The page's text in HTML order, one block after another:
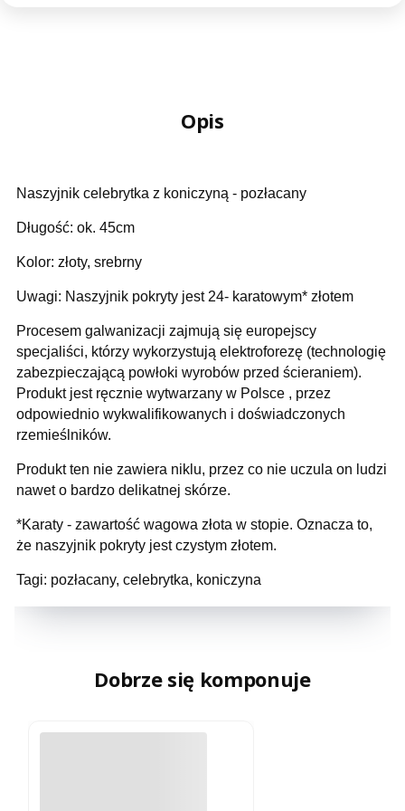
Opis
Naszyjnik celebrytka z koniczyną - pozłacany
Długość: ok. 45cm
Kolor: złoty, srebrny
Uwagi: Naszyjnik pokryty jest 24- karatowym* złotem
Procesem galwanizacji zajmują się europejscy
specjaliści, którzy wykorzystują elektroforezę (technologię
zabezpieczającą powłoki wyrobów przed ścieraniem).
Produkt jest ręcznie wytwarzany w Polsce , przez
odpowiednio wykwalifikowanych i doświadczonych
rzemieślników.
Produkt ten nie zawiera niklu, przez co nie uczula on ludzi
nawet o bardzo delikatnej skórze.
*Karaty - zawartość wagowa złota w stopie. Oznacza to,
że naszyjnik pokryty jest czystym złotem.
Tagi: pozłacany, celebrytka, koniczyna
Dobrze się komponuje